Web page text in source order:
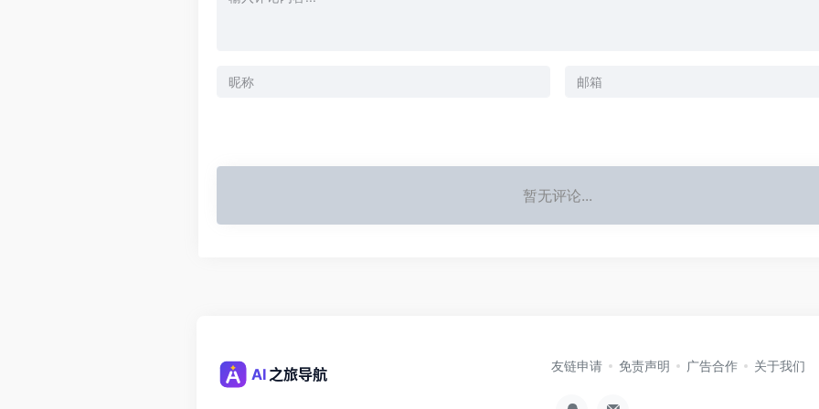
暂无评论...
友链申请 免责声明 广告合作 关于我们